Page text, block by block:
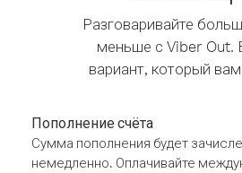
Разговаривайте
меньше с Viber Out.
вариант, который
Пополнение счёта
Сумма пополнения будет
немедленно. Оплачивайте